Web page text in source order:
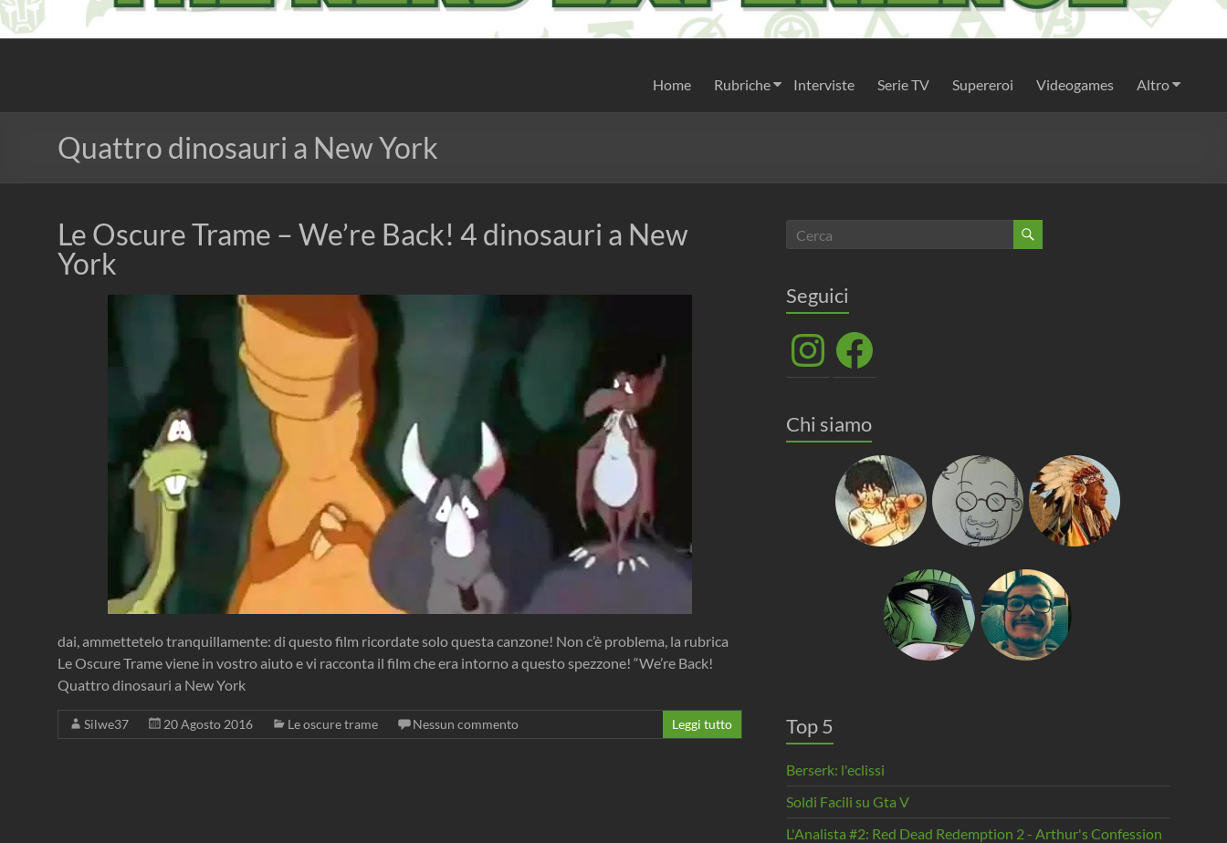
Home Rubriche Interviste Serie TV Supereroi Videogames Altro
Quattro dinosauri a New York
Le Oscure Trame – We’re Back! 4 dinosauri a New
York
dai, ammettetelo tranquillamente: di questo film ricordate solo questa canzone! Non c’è problema, la rubrica
Le Oscure Trame viene in vostro aiuto e vi racconta il film che era intorno a questo spezzone! “We’re Back!
Quattro dinosauri a New York
Silwe37 20 Agosto 2016 Le oscure trame Nessun commento Leggi tutto
Seguici
InstagramFacebook
Chi siamo
Top 5
Berserk: l'eclissi
Soldi Facili su Gta V
L'Analista #2: Red Dead Redemption 2 - Arthur's Confession